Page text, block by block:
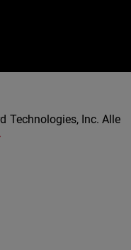
Technologies, Inc. Alle